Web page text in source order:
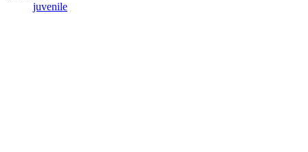
juvenile